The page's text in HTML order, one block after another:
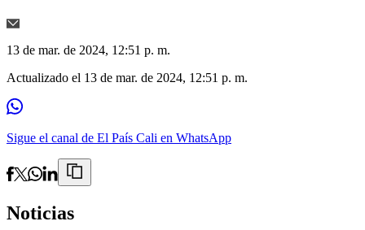
13 de mar. de 2024, 12:51 p. m.
Actualizado el 13 de mar. de 2024, 12:51 p. m.
Sigue el canal de El País Cali en WhatsApp
Noticias